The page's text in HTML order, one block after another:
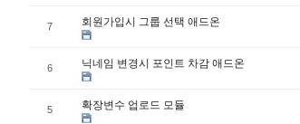
7 회원가입시 그룹 선택 애드온
6 닉네임 변경시 포인트 차감 애드온
5 확장변수 업로드 모듈